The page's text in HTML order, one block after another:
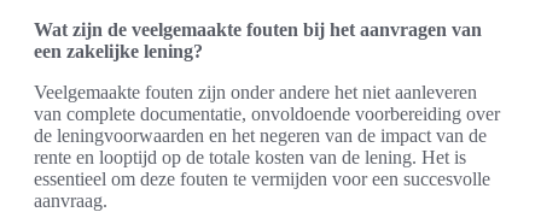
Wat zijn de veelgemaakte fouten bij het aanvragen van
een zakelijke lening?
Veelgemaakte fouten zijn onder andere het niet aanleveren
van complete documentatie, onvoldoende voorbereiding over
de leningvoorwaarden en het negeren van de impact van de
rente en looptijd op de totale kosten van de lening. Het is
essentieel om deze fouten te vermijden voor een succesvolle
aanvraag.